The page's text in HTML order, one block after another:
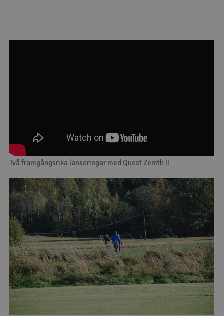
Två framgångsrika lanseringar med Quest Zenith II